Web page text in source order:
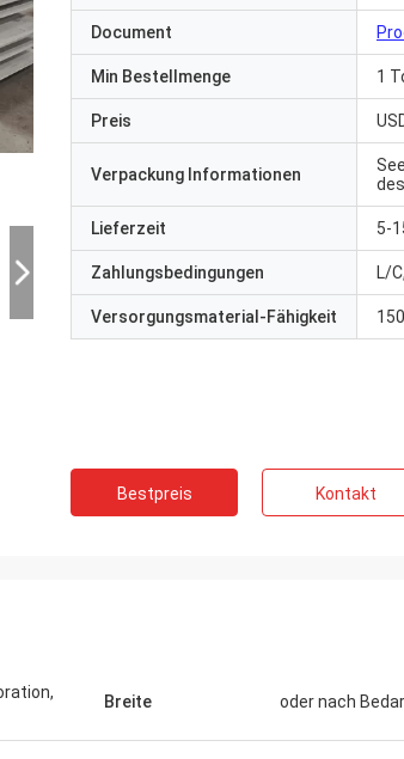
Document
Min Bestellmenge 1
Preis
Verpackung Informationen
Lieferzeit 5-
Zahlungsbedingungen L/
Versorgungsmaterial-Fähigkeit
Bestpreis Kontakt
Breite oder nach